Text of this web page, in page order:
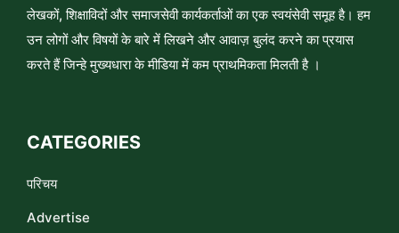
लेखकों, शिक्षाविदों और समाजसेवी कार्यकर्ताओं का एक स्वयंसेवी समूह है। हम
उन लोगों और विषयों के बारे में लिखने और आवाज़ बुलंद करने का प्रयास
करते हैं जिन्हे मुख्यधारा के मीडिया में कम प्राथमिकता मिलती है ।
CATEGORIES
परिचय
Advertise